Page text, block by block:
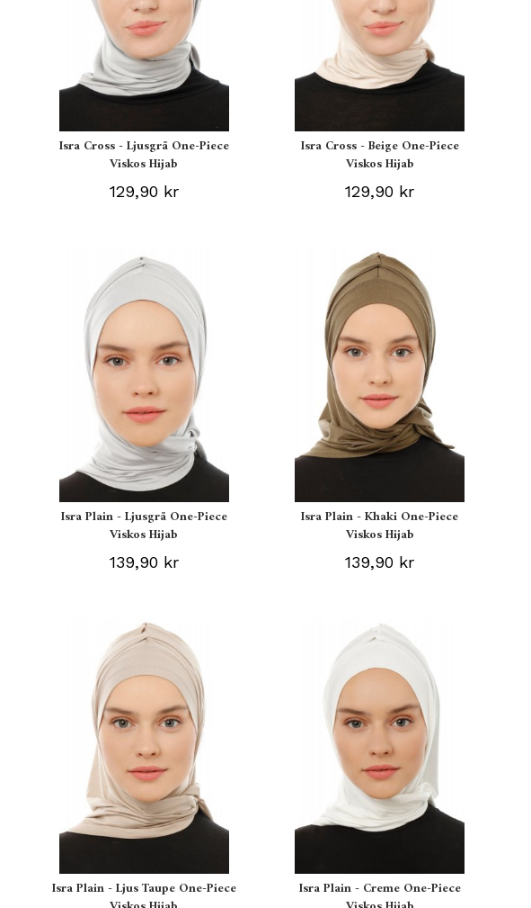
Isra Cross - Ljusgrå One-Piece
Viskos Hijab
129,90 kr
Isra Cross - Beige One-Piece
Viskos Hijab
129,90 kr
Isra Plain - Ljusgrå One-Piece
Viskos Hijab
139,90 kr
Isra Plain - Khaki One-Piece
Viskos Hijab
139,90 kr
Isra Plain - Ljus Taupe One-Piece
Isra Plain - Creme One-Piece